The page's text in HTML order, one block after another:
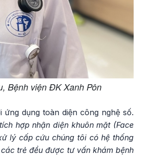
Bệnh viện ĐK Xanh Pôn
dụng toàn diện công nghệ số.
hợp nhận diện khuôn mặt (Face
lý cấp cứu chúng tôi có hệ thống
trẻ đều được tư vấn khám bệnh